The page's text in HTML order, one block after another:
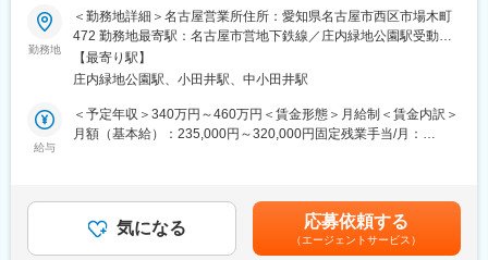
優位性」：素材から製品に至るすべてを賄うことができる、一貫
生産体制。現場の医師の声に耳を傾け培ってきた4つのコアテクノ
ロジー「トルク技術」「樹脂コーティング技術」「伸線技術」
「ワイヤーフォーミング技術」により、他社には真似のできない
「スピード」と「試作対応力」を実現しています。
当社はマッサージチェアや補聴器など“美と健康”を支える製品をつ
くるメーカーです。この職種では、そうした製品を必要としてい
るお客様に分かりやすく紹介し、届ける仕事を担当します。
■具体的には：
◎当社製品のおすすめ
といった形で、商品をご提案します。
※飛び込み営業や新規開拓はありません。
メインで扱う商品は、補聴器や健康機器など。
勤務地
＜勤務地詳細＞名古屋営業所住所：愛知県名古屋市西区市場木町
472 勤務地最寄駅：名古屋市営地下鉄線／庄内緑地公園駅受動喫
煙対策：屋内全面禁煙変更の範囲：会社の定める事業所
【最寄り駅】
庄内緑地公園駅、小田井駅、中小田井駅
給与
＜予定年収＞340万円～460万円＜賃金形態＞月給制＜賃金内訳＞
月額（基本給）：235,000円～320,000円固定残業手当/月：
経験やスキルを考慮の上、当社規定により決定いたします。■昇
給：年1回■賞与：年2回賃金はあくまでも目安の金額であり、選
考を通じて上下する可能性があります。月給(月額)は固定手当を含
気になる 応募依頼する
（エージェントサービス）